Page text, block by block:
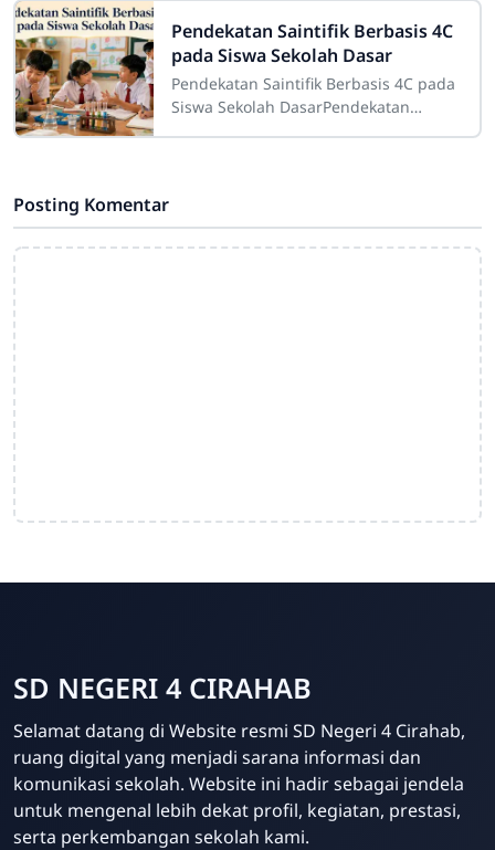
Admin
Online
sangat besar dalam
Pendekatan Saintifik Berbasis 4C
pada Siswa Sekolah Dasar
Pendekatan Saintifik Berbasis 4C pada
Siswa Sekolah DasarPendekatan
Posting Komentar
SD NEGERI 4 CIRAHAB
Selamat datang di Website resmi SD Negeri 4 Cirahab,
ruang digital yang menjadi sarana informasi dan
komunikasi sekolah. Website ini hadir sebagai jendela
untuk mengenal lebih dekat profil, kegiatan, prestasi,
serta perkembangan sekolah kami.